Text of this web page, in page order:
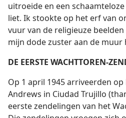
uitroeide en een
liet. Ik stookte op het erf van
vuur van de religieuze
mijn dode zuster aan de muur
DE EERSTE WACHTTOREN-
Op 1 april 1945 arriveerden
Andrews in Ciudad Trujillo
eerste zendelingen van het